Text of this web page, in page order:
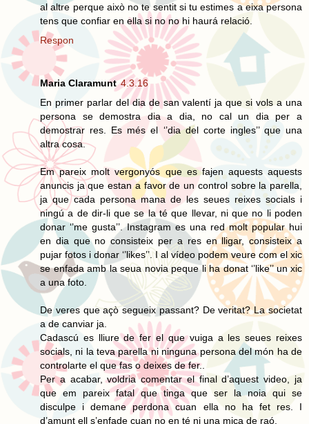
al altre perque això no te sentit si tu estimes a eixa persona
tens que confiar en ella si no no hi haurá relació.
Respon
Maria Claramunt 4.3.16
En primer parlar del dia de san valentí ja que si vols a una
persona se demostra dia a dia, no cal un dia per a
demostrar res. Es més el ‘’dia del corte ingles’’ que una
altra cosa.
Em pareix molt vergonyós que es fajen aquests aquests
anuncis ja que estan a favor de un control sobre la parella,
ja que cada persona mana de les seues reixes socials i
ningú a de dir-li que se la té que llevar, ni que no li poden
donar ‘’me gusta’’. Instagram es una red molt popular hui
en dia que no consisteix per a res en lligar, consisteix a
pujar fotos i donar ‘’likes’’. I al vídeo podem veure com el xic
se enfada amb la seua novia peque li ha donat ‘’like’’ un xic
a una foto.
De veres que açò segueix passant? De veritat? La societat
a de canviar ja.
Cadascú es lliure de fer el que vuiga a les seues reixes
socials, ni la teva parella ni ninguna persona del món ha de
controlarte el que fas o deixes de fer..
Per a acabar, voldria comentar el final d’aquest video, ja
que em pareix fatal que tinga que ser la noia qui se
disculpe i demane perdona cuan ella no ha fet res. I
d’amunt ell s’enfade cuan no en té ni una mica de raó.